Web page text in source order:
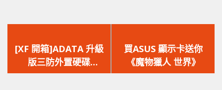
一
篇
文
[XF 開箱]ADATA 升級
版三防外置硬碟
HD830 3000KG 抗
一
篇
文
買ASUS 顯示卡送你
《魔物獵人 世界》